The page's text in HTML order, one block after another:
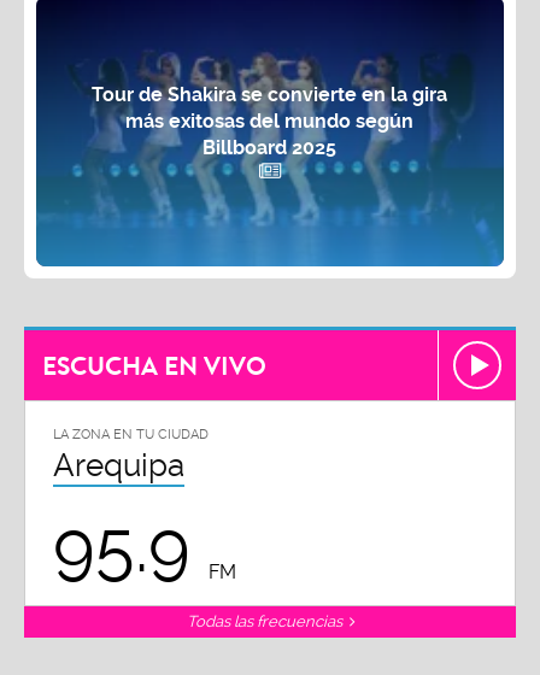
Tour de Shakira se convierte en la gira
más exitosas del mundo según
Billboard 2025
ESCUCHA EN VIVO
LA ZONA EN TU CIUDAD
Arequipa
95.9 FM
Todas las frecuencias